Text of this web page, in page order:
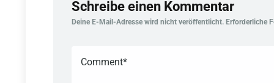
Schreibe einen Kommentar
Deine E-Mail-Adresse wird nicht veröffentlicht. Erforderliche